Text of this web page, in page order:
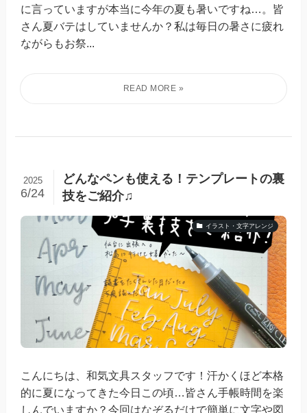
に言っていますが本当に今年の夏も暑いですね…。皆
さん夏バテはしていませんか？私は毎日の暑さに疲れ
ながらもお祭...
どんなペンも使える！テンプレートの裏
技をご紹介♫
2025
6/24
イラスト・文字アレンジ
こんにちは、和気文具スタッフです！汗かくほど本格
的に夏になってきた今日この頃…皆さん手帳時間を楽
しんでいますか？今回はなぞるだけで簡単に文字や図